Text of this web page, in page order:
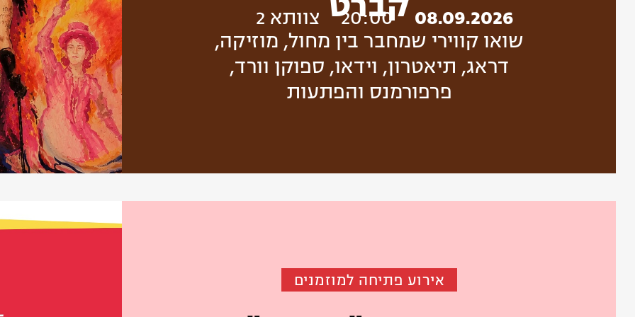
שואו קווירי שמחבר בין מחול, מוזיקה,
דראג, תיאטרון, וידאו, ספוקן וורד,
פרפורמנס והפתעות
08.09.2026
20:00 צוותא 2
אירוע פתיחה למוזמנים